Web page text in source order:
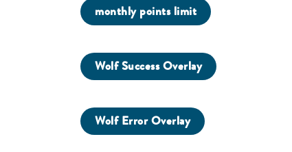
monthly points limit
Wolf Success Overlay
Wolf Error Overlay